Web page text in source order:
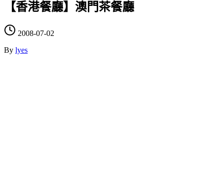
【香港餐廳】澳門茶餐廳
2008-07-02
By lyes